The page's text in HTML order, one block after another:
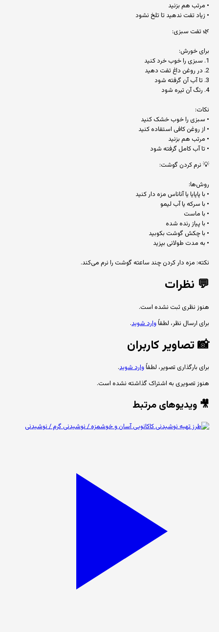
• مرتب هم بزنید
• زیاد تفت ندهید تا تلخ نشود
🌿 تفت سبزی:
برای خورش:
1. سبزی را خوب خرد کنید
2. در روغن داغ تفت دهید
3. تا آب آن گرفته شود
4. رنگ آن تیره شود
نکات:
• سبزی را خوب خشک کنید
• از روغن کافی استفاده کنید
• مرتب هم بزنید
• تا آب کامل گرفته شود
💡 نرم کردن گوشت:
روش‌ها:
• با پاپایا یا آناناس مزه دار کنید
• با سرکه یا آب لیمو
• با ماست
• با پیاز رنده شده
• با چکش گوشت بکوبید
• به مدت طولانی بپزید
نکته: مزه دار کردن چند ساعته گوشت را نرم می‌کند.
💬 نظرات
هنوز نظری ثبت نشده است.
برای ارسال نظر، لطفاًوارد شوید.
📸تصاویر کاربران
برای بارگذاری تصویر، لطفاًوارد شوید.
هنوز تصویری به اشتراک گذاشته نشده است.
🎥 ویدیوهای مرتبط